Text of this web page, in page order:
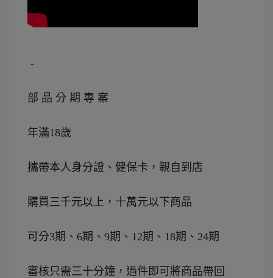
-
部 品 分 期 專 案
年滿18歲
攜帶本人身分證、健保卡，親自到店
購買三千元以上，十萬元以下商品
可分3期、6期、9期、12期、18期、24期
審核只需三十分鐘，過件即可將商品帶回